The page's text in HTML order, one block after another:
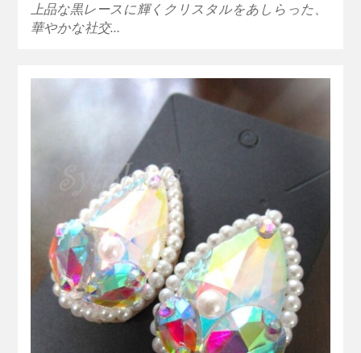
上品な黒レースに輝くクリスタルをあしらった、
華やかな社交…